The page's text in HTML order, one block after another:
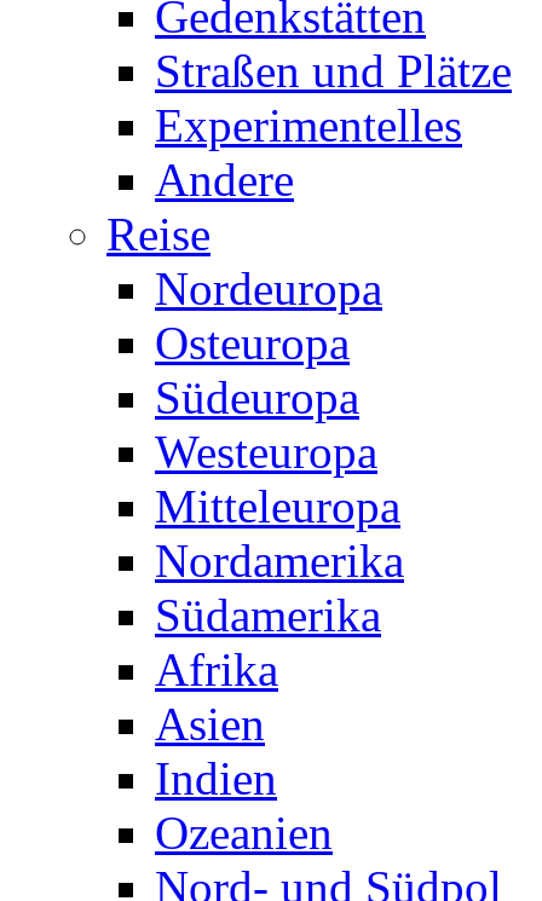
Gedenkstätten
Straßen und Plätze
Experimentelles
Andere
Reise
Nordeuropa
Osteuropa
Südeuropa
Westeuropa
Mitteleuropa
Nordamerika
Südamerika
Afrika
Asien
Indien
Ozeanien
Nord- und Südpol